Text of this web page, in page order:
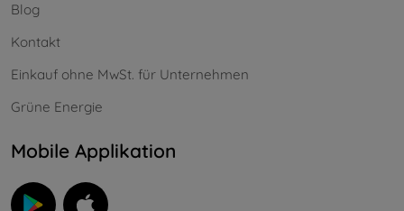
Blog
Kontakt
Einkauf ohne MwSt. für Unternehmen
Grüne Energie
Mobile Applikation